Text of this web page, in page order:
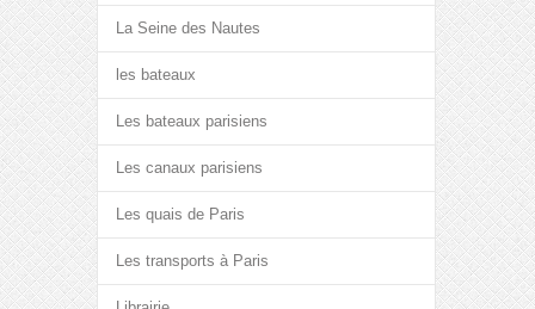
La Seine des Nautes
les bateaux
Les bateaux parisiens
Les canaux parisiens
Les quais de Paris
Les transports à Paris